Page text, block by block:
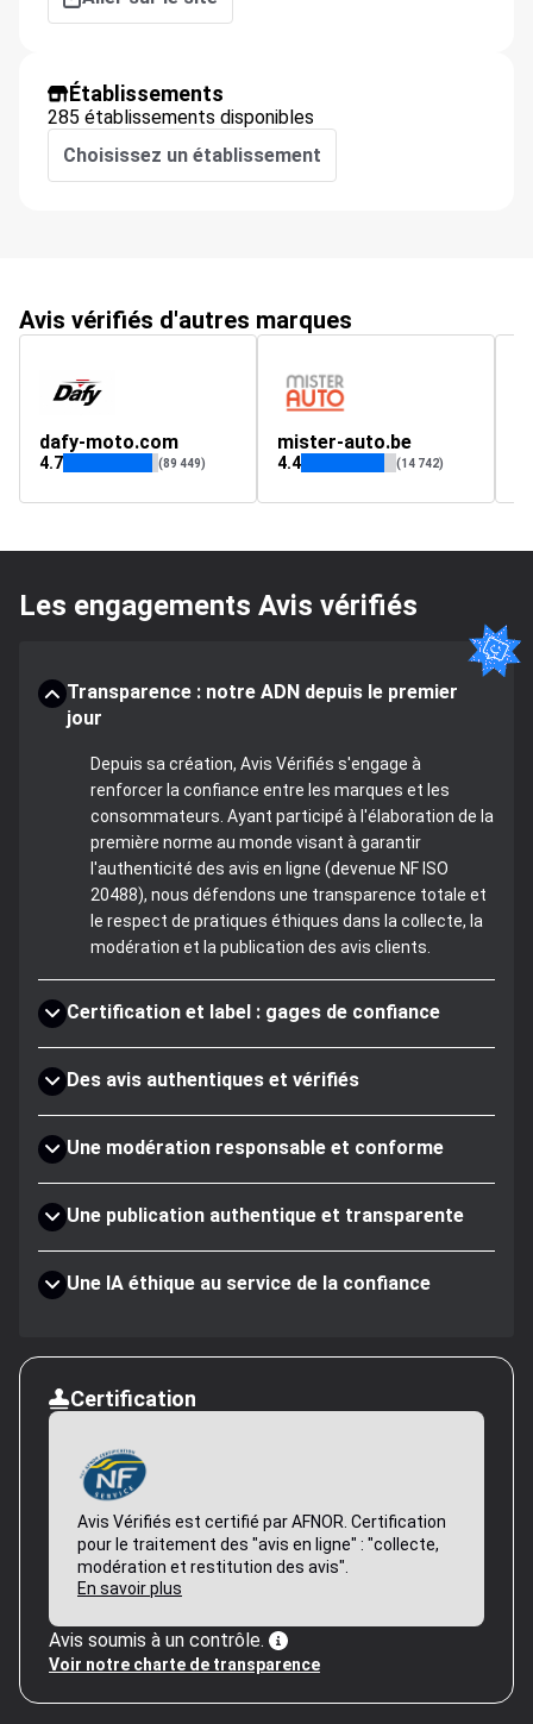
Établissements
285 établissements disponibles
Choisissez un établissement
Avis vérifiés d'autres marques
dafy-moto.com
4.7 (89 449)
mister-auto.be
4.4 (14 742)
Les engagements Avis vérifiés
Transparence : notre ADN depuis le premier
jour
Depuis sa création, Avis Vérifiés s'engage à
renforcer la confiance entre les marques et les
consommateurs. Ayant participé à l'élaboration de la
première norme au monde visant à garantir
l'authenticité des avis en ligne (devenue NF ISO
20488), nous défendons une transparence totale et
le respect de pratiques éthiques dans la collecte, la
modération et la publication des avis clients.
Certification et label : gages de confiance
Des avis authentiques et vérifiés
Une modération responsable et conforme
Une publication authentique et transparente
Une IA éthique au service de la confiance
Certification
Avis Vérifiés est certifié par AFNOR. Certification
pour le traitement des "avis en ligne" : "collecte,
modération et restitution des avis".
En savoir plus
Avis soumis à un contrôle.
Voir notre charte de transparence